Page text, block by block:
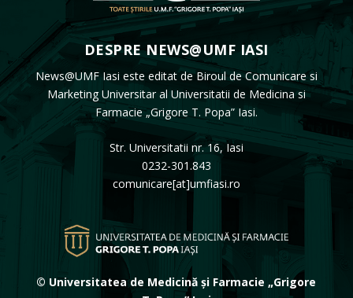
DESPRE NEWS@UMF IASI
News@UMF Iasi este editat de Biroul de Comunicare si
Marketing Universitar al Universitatii de Medicina si
Farmacie „Grigore T. Popa” Iasi.
Str. Universitatii nr. 16, Iasi
0232-301.843
comunicare[at]umfiasi.ro
© Universitatea de Medicină și Farmacie „Grigore